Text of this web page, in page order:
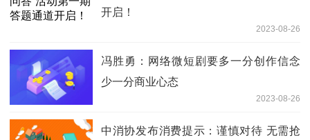
开启！
2023-08-26
冯胜勇：网络微短剧要多一分创作信念
少一分商业心态
2023-08-26
中消协发布消费提示：谨慎对待 无需抢